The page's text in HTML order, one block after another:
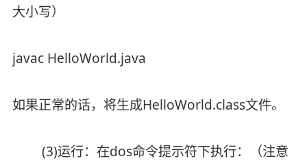
大小写）
javac HelloWorld.java
如果正常的话，将生成HelloWorld.class文件。
(3)运行：在dos命令提示符下执行：（注意